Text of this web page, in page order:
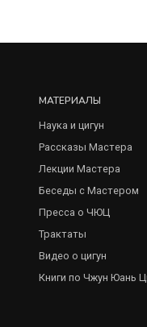
МАТЕРИАЛЫ
Наука и цигун
Рассказы Мастера
Лекции Мастера
Беседы с Мастером
Пресса о ЧЮЦ
Трактаты
Видео о цигун
Книги по Чжун Юань